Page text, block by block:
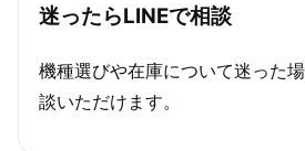
迷ったらLINEで相談
機種選びや在庫について迷った
談いただけます。